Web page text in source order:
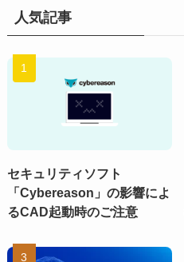
人気記事
セキュリティソフト
「Cybereason」の影響によ
るCAD起動時のご注意